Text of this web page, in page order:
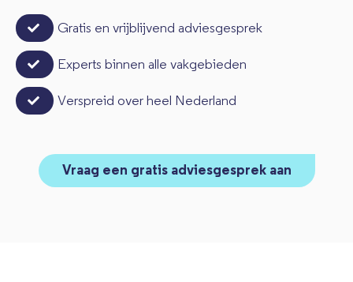
Gratis en vrijblijvend adviesgesprek
Experts binnen alle vakgebieden
Verspreid over heel Nederland
Vraag een gratis adviesgesprek aan